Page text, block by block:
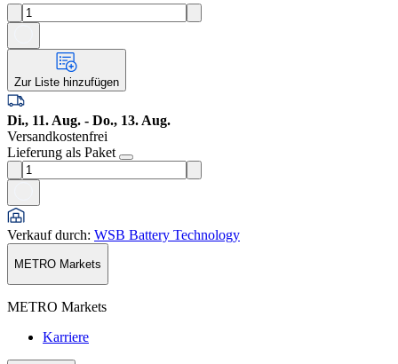
Zur Liste hinzufügen
Di., 11. Aug. - Do., 13. Aug.
Versandkostenfrei
Lieferung als Paket
Verkauf durch: WSB Battery Technology
METRO Markets
METRO Markets
Karriere